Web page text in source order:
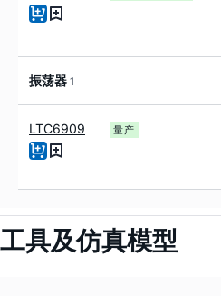
振荡器 1
LTC6909 量产
工具及仿真模型